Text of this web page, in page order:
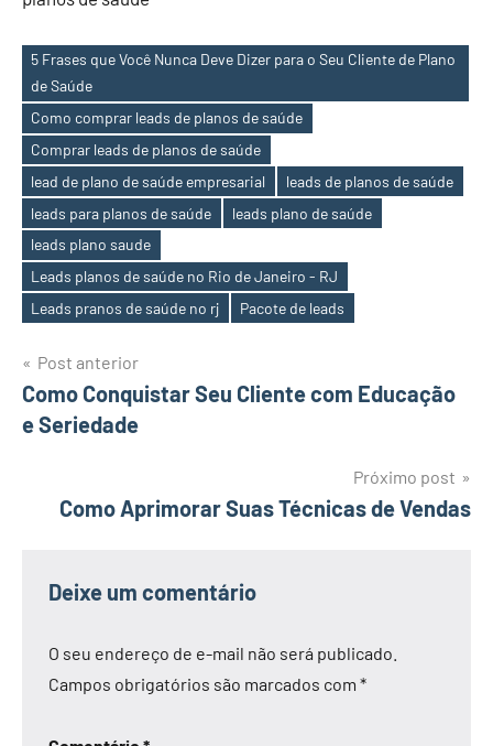
Tags
5 Frases que Você Nunca Deve Dizer para o Seu Cliente de Plano
de Saúde
Como comprar leads de planos de saúde
Comprar leads de planos de saúde
lead de plano de saúde empresarial
leads de planos de saúde
leads para planos de saúde
leads plano de saúde
leads plano saude
Leads planos de saúde no Rio de Janeiro - RJ
Leads pranos de saúde no rj
Pacote de leads
Navegação
de
Post anterior
Como Conquistar Seu Cliente com Educação
e Seriedade
Próximo post
Como Aprimorar Suas Técnicas de Vendas
Deixe um comentário
O seu endereço de e-mail não será publicado.
Campos obrigatórios são marcados com *